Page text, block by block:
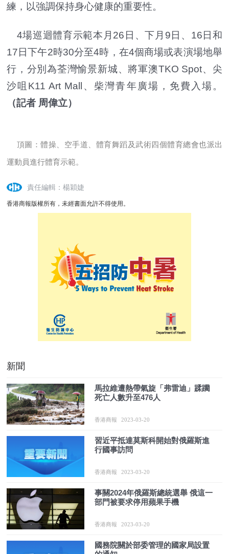
練，以強調保持身心健康的重要性。
4場巡迴體育示範本月26日、下月9日、16日和
17日下午2時30分至4時，在4個商場或表演場地舉
行，分別為荃灣愉景新城、將軍澳TKO Spot、尖
沙咀K11 Art Mall、柴灣青年廣場，免費入場。
（記者 周偉立）
頂圖：體操、空手道、體育舞蹈及武術四個體育總會也派出
運動員進行體育示範。
責任編輯：楊穎婕
香港商報版權所有，未經書面允許不得使用。
新聞
馬拉維遭熱帶氣旋「弗雷迪」蹂躪
死亡人數升至476人
香港商報 2023-03-20
習近平抵達莫斯科開始對俄羅斯進
行國事訪問
香港商報 2023-03-20
事關2024年俄羅斯總統選舉 俄這一
部門被要求停用蘋果手機
香港商報 2023-03-20
國務院關於部委管理的國家局設置